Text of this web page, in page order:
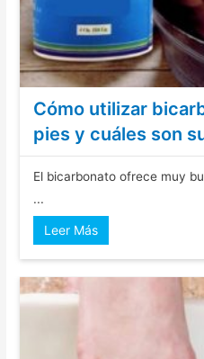
Cómo utilizar
pies y cuáles son
El bicarbonato ofrece muy
...
Leer Más